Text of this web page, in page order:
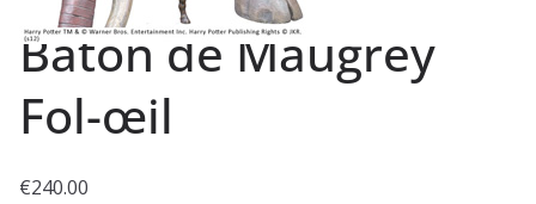
Bâton de Maugrey
Fol-œil
€240.00